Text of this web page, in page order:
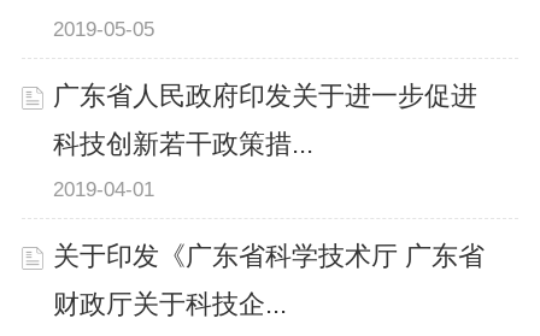
2019-05-05
广东省人民政府印发关于进一步促进
科技创新若干政策措...
2019-04-01
关于印发《广东省科学技术厅 广东省
财政厅关于科技企...